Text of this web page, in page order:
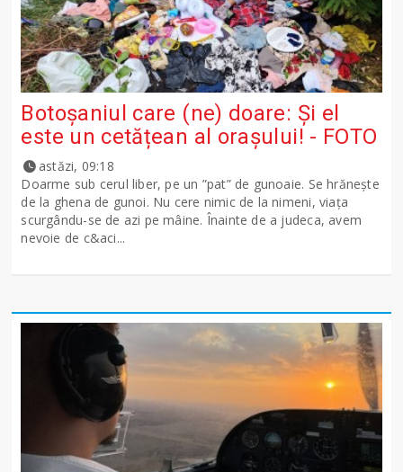
Botoșaniul care (ne) doare: Și el
este un cetățean al orașului! - FOTO
astăzi, 09:18
Doarme sub cerul liber, pe un ”pat” de gunoaie. Se hrănește
de la ghena de gunoi. Nu cere nimic de la nimeni, viața
scurgându-se de azi pe mâine. Înainte de a judeca, avem
nevoie de c&aci...